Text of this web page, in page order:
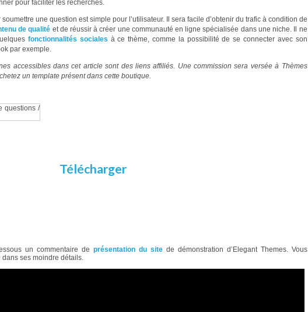
pour faciliter les recherches.
soumettre une question est simple pour l’utilisateur. Il sera facile d’obtenir du trafic à condition de
de qualité et de réussir à créer une communauté en ligne spécialisée dans une niche. Il ne
fonctionnalités sociales à ce thème, comme la possibilité de se connecter avec son
par exemple.
accessibles dans cet article sont des liens affiliés. Une commission sera versée à Thèmes
un template présent dans cette boutique.
Télécharger
un commentaire deprésentation du sitede démonstration d’Elegant Themes. Vous
dans ses moindre détails.